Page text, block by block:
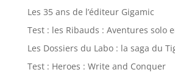
Les 35 ans de l’éditeur Gigamic
Test : les Ribauds : Aventures solo
Les Dossiers du Labo : la saga du
Test : Heroes : Write and Conquer